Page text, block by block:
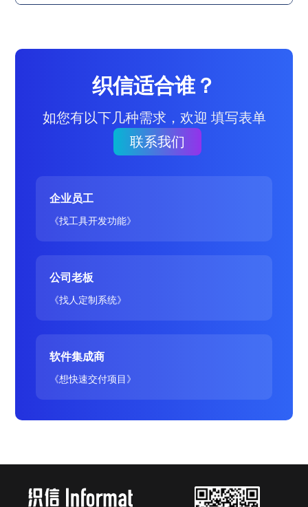
织信适合谁？
如您有以下几种需求，欢迎 填写表单
联系我们
企业员工
《找工具开发功能》
公司老板
《找人定制系统》
软件集成商
《想快速交付项目》